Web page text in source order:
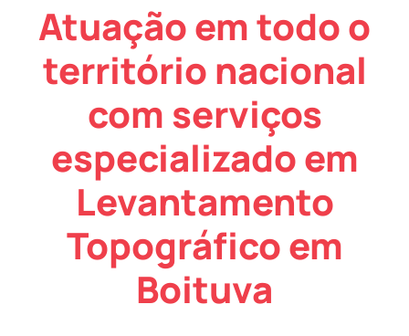
Atuação em todo o
território nacional
com serviços
especializado em
Levantamento
Topográfico em
Boituva